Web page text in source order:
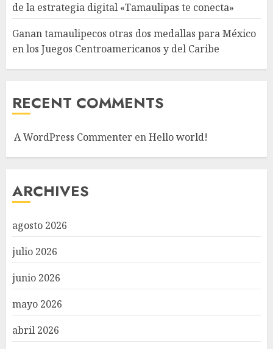
de la estrategia digital «Tamaulipas te conecta»
Ganan tamaulipecos otras dos medallas para México
en los Juegos Centroamericanos y del Caribe
RECENT COMMENTS
A WordPress Commenter enHello world!
ARCHIVES
agosto 2026
julio 2026
junio 2026
mayo 2026
abril 2026